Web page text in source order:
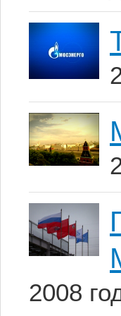
2008